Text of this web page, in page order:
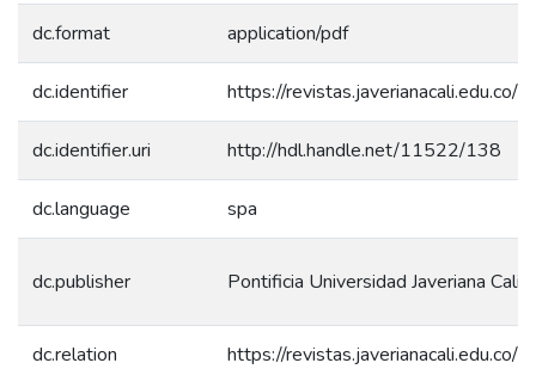
dc.format application/pdf
dc.identifier https://revistas.javerianacali.edu.co/
dc.identifier.uri http://hdl.handle.net/11522/138
dc.language spa
dc.publisher Pontificia Universidad Javeriana Cali
dc.relation https://